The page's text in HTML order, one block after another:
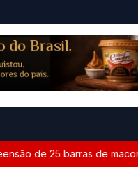
de 25 barras de maconha